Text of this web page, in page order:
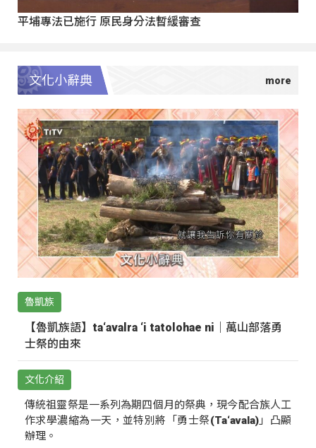
平埔專法已施行 原民身分法暫緩審查
文化小辭典
魯凱族
【魯凱族語】ta‘avalra ‘i tatolohae ni｜萬山部落勇
士祭的由來
文化介紹
傳統祖靈祭是一系列為期四個月的祭典，現今配合族人工
作求學濃縮為一天，並特別將「勇士祭(Ta‘avala)」凸顯
辦理。